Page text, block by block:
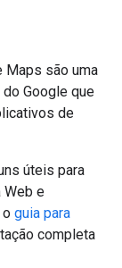
Maps são uma
Google que
de
úteis para
Web e
o guia para
completa